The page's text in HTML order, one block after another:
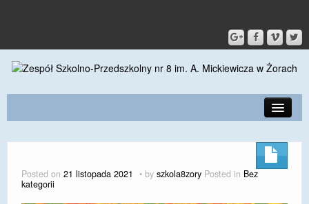
KONTAKT
Posted on 21 listopada 2021 by szkola8zory Posted in Bez
kategorii